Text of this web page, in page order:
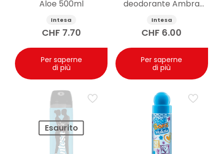
Aloe 500ml
Intesa
CHF 7.70
Per saperne
di più
deodorante Ambra
d’Arabia 125ml
Intesa
CHF 6.00
Per saperne
di più
Esaurito